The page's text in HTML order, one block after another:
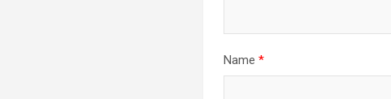
Name*